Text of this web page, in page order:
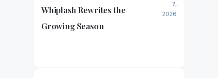
Whiplash Rewrites the
Growing Season
7,
2026